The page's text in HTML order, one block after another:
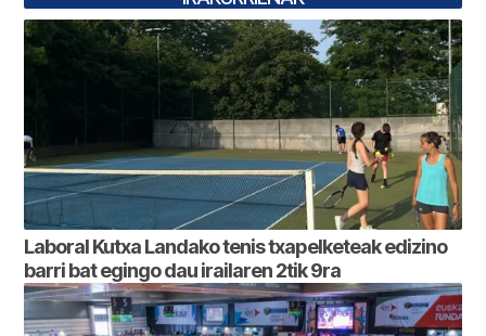
Laboral Kutxa Landako tenis txapelketeak edizino
barri bat egingo dau irailaren 2tik 9ra